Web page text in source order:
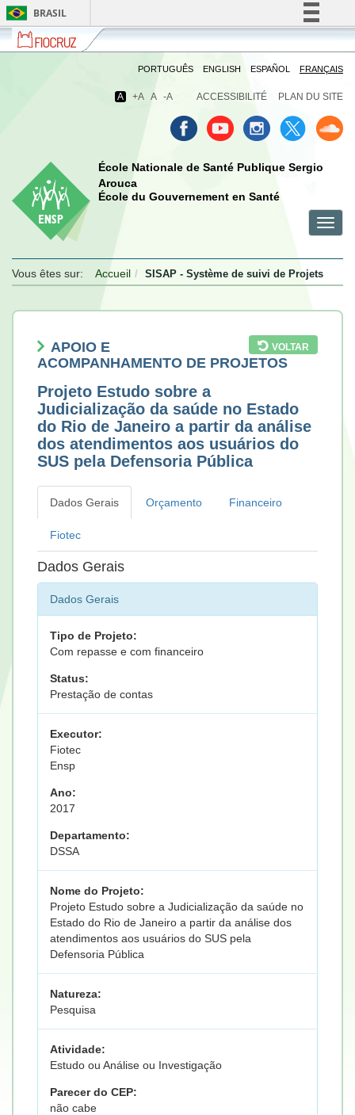
BRASIL
Simplifique!
Comunica BR
Legislação
Fiocruz
Fale
com
PORTUGUÊS ENGLISH ESPAÑOL FRANÇAIS
A +A A -A ACCESSIBILITÉ PLAN DU SITE
École Nationale de Santé Publique Sergio
Arouca
École du Gouvernement en Santé
menu
menu
menu
Vous êtes sur:
Accueil SISAP - Système de suivi de Projets
VOLTAR
APOIO E
ACOMPANHAMENTO DE PROJETOS
Projeto Estudo sobre a
Judicialização da saúde no Estado
do Rio de Janeiro a partir da análise
dos atendimentos aos usuários do
SUS pela Defensoria Pública
Dados Gerais Orçamento Financeiro
Fiotec
Dados Gerais
Dados Gerais
Tipo de Projeto:
Com repasse e com financeiro
Status:
Prestação de contas
Executor:
Fiotec
Ensp
Ano:
2017
Departamento:
DSSA
Nome do Projeto:
Projeto Estudo sobre a Judicialização da saúde no
Estado do Rio de Janeiro a partir da análise dos
atendimentos aos usuários do SUS pela
Defensoria Pública
Natureza:
Pesquisa
Atividade:
Estudo ou Análise ou Investigação
Parecer do CEP:
não cabe